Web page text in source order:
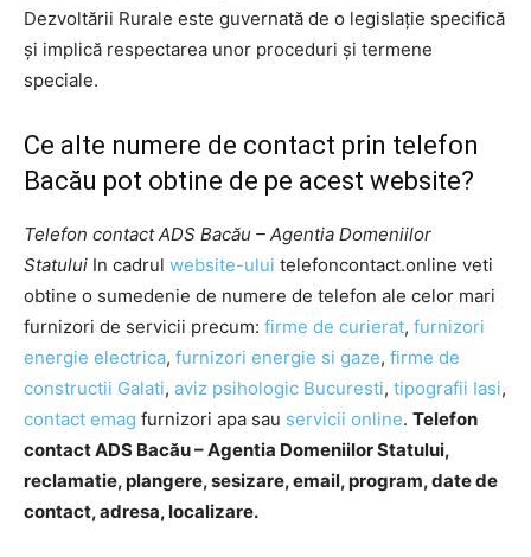
Dezvoltării Rurale este guvernată de o legislaţie specifică
şi implică respectarea unor proceduri şi termene
speciale.
Ce alte numere de contact prin telefon
Bacău pot obtine de pe acest website?
Telefon contact ADS Bacău – Agentia Domeniilor
Statului In cadrul website-ului telefoncontact.online veti
obtine o sumedenie de numere de telefon ale celor mari
furnizori de servicii precum: firme de curierat, furnizori
energie electrica, furnizori energie si gaze, firme de
constructii Galati, aviz psihologic Bucuresti, tipografii Iasi,
contact emag furnizori apa sau servicii online. Telefon
contact ADS Bacău – Agentia Domeniilor Statului,
reclamatie, plangere, sesizare, email, program, date de
contact, adresa, localizare.